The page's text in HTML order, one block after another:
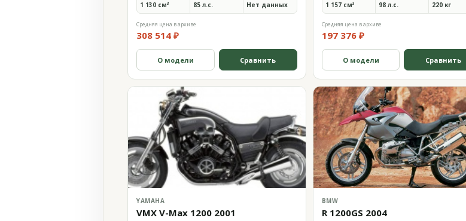
1 130 см³ 85 л.с. Нет данных
Средняя цена в архиве
308 514 ₽
О модели Сравнить
1 157 см³ 98 л.с. 220 кг
Средняя цена в архиве
197 376 ₽
О модели Сравнить
YAMAHA
VMX V-Max 1200 2001
BMW
R 1200GS 2004